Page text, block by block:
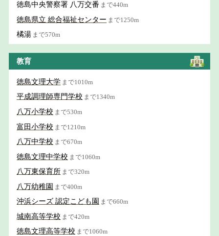
徳島中央警察署 八万交番 まで440m
徳島県立 総合福祉センター まで1250m
橘湯 まで570m
教育
徳島文理大学 まで1010m
平成調理師専門学校 まで1340m
八万小学校 まで530m
富田小学校 まで1210m
八万中学校 まで670m
徳島文理中学校 まで1060m
八万東保育所 まで320m
八万幼稚園 まで400m
沖浜シーズ 認定こども園 まで660m
城南高等学校 まで420m
徳島文理高等学校 まで1060m